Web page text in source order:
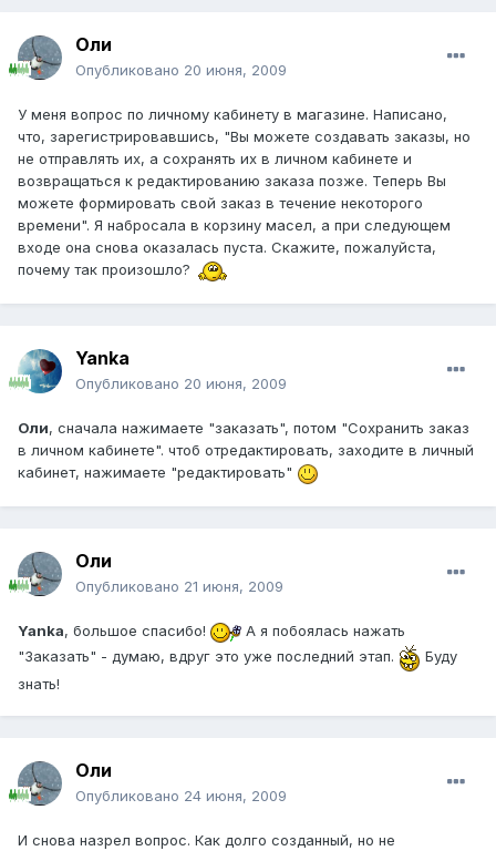
Оли
Опубликовано 20 июня, 2009
У меня вопрос по личному кабинету в магазине. Написано,
что, зарегистрировавшись, "Вы можете создавать заказы, но
не отправлять их, а сохранять их в личном кабинете и
возвращаться к редактированию заказа позже. Теперь Вы
можете формировать свой заказ в течение некоторого
времени". Я набросала в корзину масел, а при следующем
входе она снова оказалась пуста. Скажите, пожалуйста,
почему так произошло?
Yanka
Опубликовано 20 июня, 2009
Оли, сначала нажимаете "заказать", потом "Сохранить заказ
в личном кабинете". чтоб отредактировать, заходите в личный
кабинет, нажимаете "редактировать"
Оли
Опубликовано 21 июня, 2009
Yanka, большое спасибо!
А я побоялась нажать
"Заказать" - думаю, вдруг это уже последний этап.
Буду
знать!
Оли
Опубликовано 24 июня, 2009
И снова назрел вопрос. Как долго созданный, но не